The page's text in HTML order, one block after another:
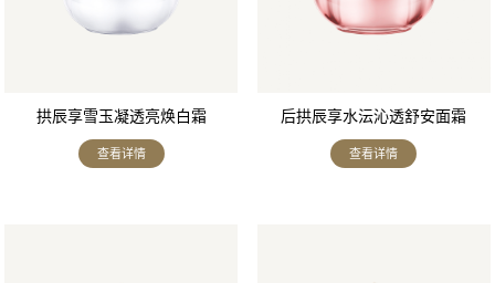
拱辰享雪玉凝透亮焕白霜
查看详情
后拱辰享水沄沁透舒安面霜
查看详情